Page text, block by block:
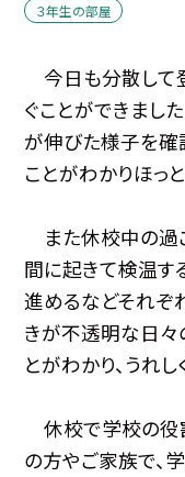
３年生の部屋
今日も分散して
ぐことができまし
が伸びた様子を確
ことがわかりほっと
また休校中の過
間に起きて検温す
進めるなどそれぞ
きが不透明な日々
とがわかり、うれし
休校で学校の役
の方やご家族で、